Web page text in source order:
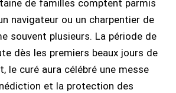
de familles comptent parmis
navigateur ou un charpentier de
souvent plusieurs. La période de
dès les premiers beaux jours de
le curé aura célébré une messe
et la protection des